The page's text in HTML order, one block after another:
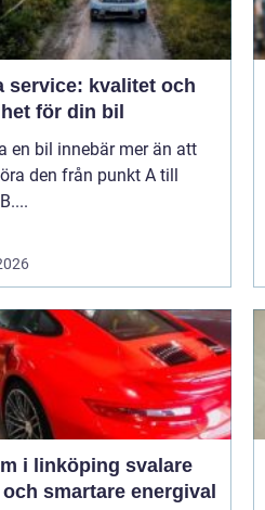
service: kvalitet och
för din bil
en bil innebär mer än att
den från punkt A till
linköping svalare
smartare energival